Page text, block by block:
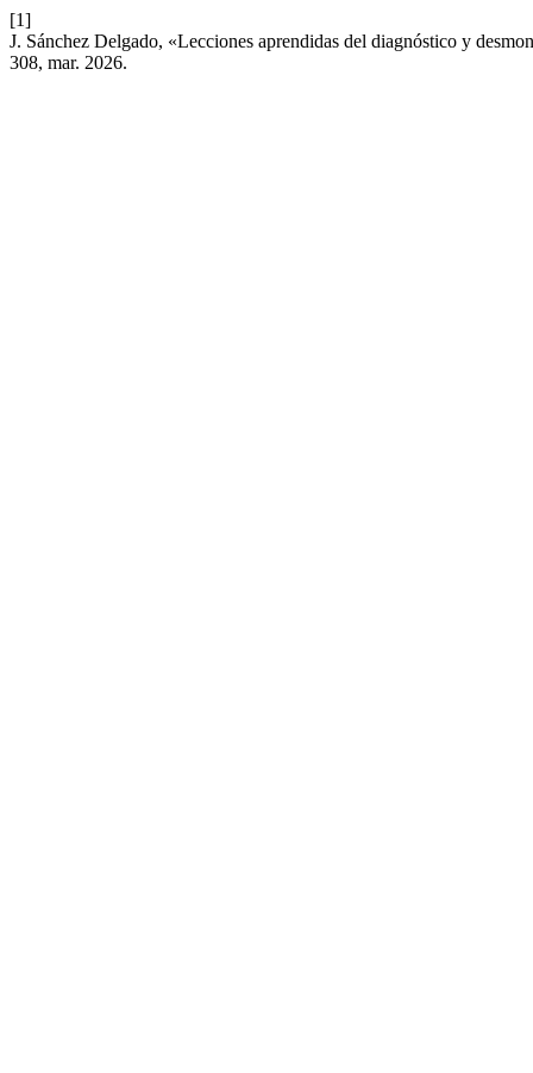
[1]
J. Sánchez Delgado, «Lecciones aprendidas del diagnóstico y
308, mar. 2026.